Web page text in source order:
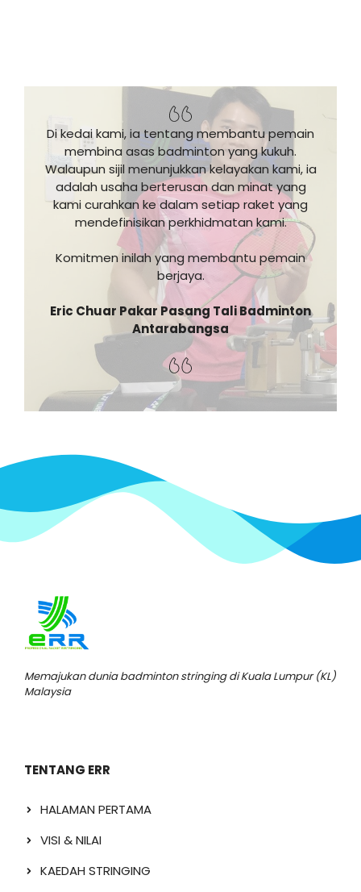
Di kedai kami, ia tentang membantu pemain
membina asas badminton yang kukuh.
Walaupun sijil menunjukkan kelayakan kami, ia
adalah usaha berterusan dan minat yang
kami curahkan ke dalam setiap raket yang
mendefinisikan perkhidmatan kami.
Komitmen inilah yang membantu pemain
berjaya.
Eric Chuar Pakar Pasang Tali Badminton
Antarabangsa
Memajukan dunia badminton stringing di Kuala Lumpur (KL)
Malaysia
TENTANG ERR
HALAMAN PERTAMA
VISI & NILAI
KAEDAH STRINGING